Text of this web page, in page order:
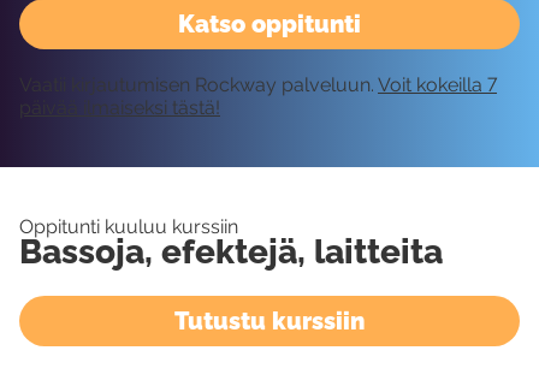
Katso oppitunti
Vaatii kirjautumisen Rockway palveluun. Voit kokeilla 7
päivää ilmaiseksi tästä!
Oppitunti kuuluu kurssiin
Bassoja, efektejä, laitteita
Tutustu kurssiin